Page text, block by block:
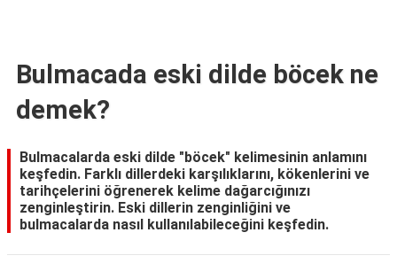
Bulmacada eski dilde böcek ne
demek?
Bulmacalarda eski dilde "böcek" kelimesinin anlamını
keşfedin. Farklı dillerdeki karşılıklarını, kökenlerini ve
tarihçelerini öğrenerek kelime dağarcığınızı
zenginleştirin. Eski dillerin zenginliğini ve
bulmacalarda nasıl kullanılabileceğini keşfedin.